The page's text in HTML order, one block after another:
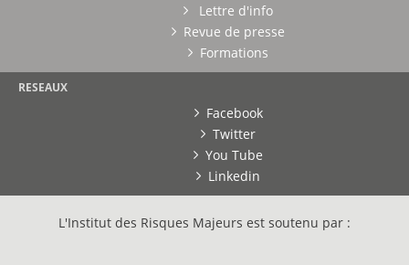
Lettre d'info
Revue de presse
Formations
RESEAUX
Facebook
Twitter
You Tube
Linkedin
L'Institut des Risques Majeurs est soutenu par :